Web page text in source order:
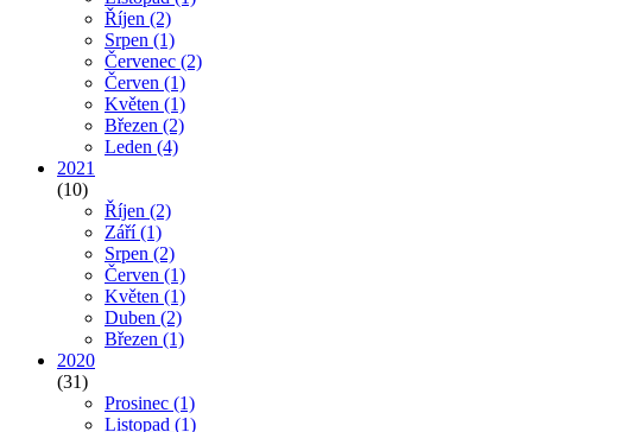
Říjen (2)
Srpen (1)
Červenec (2)
Červen (1)
Květen (1)
Březen (2)
Leden (4)
2021
(10)
Říjen (2)
Září(1)
Srpen (2)
Červen (1)
Květen (1)
Duben (2)
Březen (1)
2020
(31)
Prosinec (1)
Listopad (1)